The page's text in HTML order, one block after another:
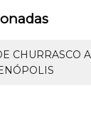
CHURRASCO